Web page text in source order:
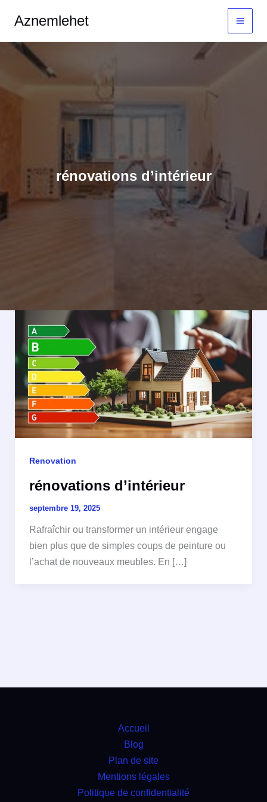
contenu
Aznemlehet
rénovations d’intérieur
Renovation
rénovations d’intérieur
septembre 19, 2025
Rafraîchir ou transformer un intérieur engage
bien plus que de simples coups de peinture ou
l’achat de nouveaux meubles. En […]
Accueil
Blog
Plan de site
Mentions légales
Politique de confidentialité